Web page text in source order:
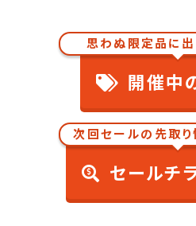
思わぬ限定品に出
開催中
次回セールの先取り
セールチ